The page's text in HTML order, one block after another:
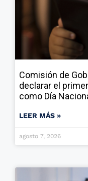
Comisión de
declarar el
como Día
LEER MÁS »
agosto 7, 2026